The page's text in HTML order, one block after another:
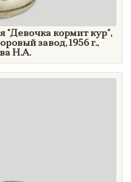
"Девочкакормиткур",
завод,1956 г.,
Н.А.